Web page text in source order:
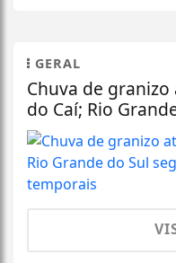
GERAL
Chuva de
do Caí; Rio